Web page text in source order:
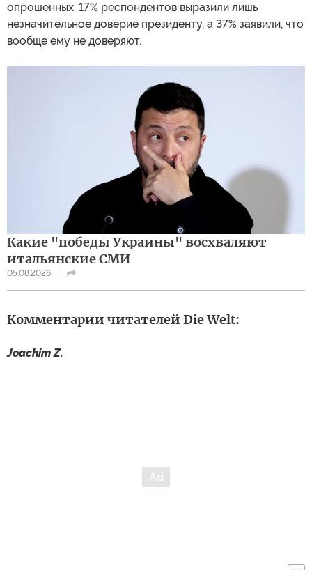
опрошенных. 17% респондентов выразили лишь
незначительное доверие президенту, а 37% заявили, что
вообще ему не доверяют.
Какие "победы Украины" восхваляют
итальянские СМИ
05.08.2026
Комментарии читателей Die Welt:
Joachim Z.